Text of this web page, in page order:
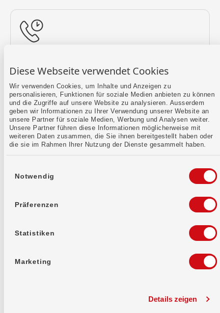
Diese Webseite verwendet Cookies
Wir verwenden Cookies, um Inhalte und Anzeigen zu
personalisieren, Funktionen für soziale Medien anbieten zu können
und die Zugriffe auf unsere Website zu analysieren. Ausserdem
geben wir Informationen zu Ihrer Verwendung unserer Website an
unsere Partner für soziale Medien, Werbung und Analysen weiter.
Unsere Partner führen diese Informationen möglicherweise mit
weiteren Daten zusammen, die Sie ihnen bereitgestellt haben oder
die sie im Rahmen Ihrer Nutzung der Dienste gesammelt haben.
Notwendig
Präferenzen
Statistiken
Marketing
Details zeigen
Mehr erfahren
Kontaktformular